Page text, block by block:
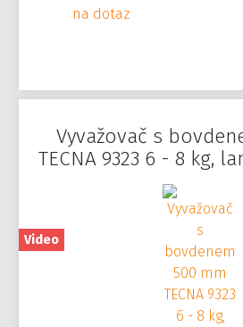
na dotaz
Vyvažovač s
TECNA 9323 6 - 8 kg,
Video